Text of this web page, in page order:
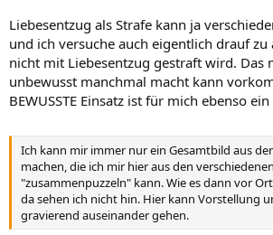
Liebesentzug als Strafe kann ja
und ich versuche auch eigentlich drauf zu
nicht mit Liebesentzug gestraft wird. Das
unbewusst manchmal macht kann
BEWUSSTE Einsatz ist für mich ebenso
Ich kann mir immer nur ein Gesamtbild aus
machen, die ich mir hier aus den
"zusammenpuzzeln" kann. Wie es dann vor
da sehen ich nicht hin. Hier kann Vorstellung
gravierend auseinander gehen.